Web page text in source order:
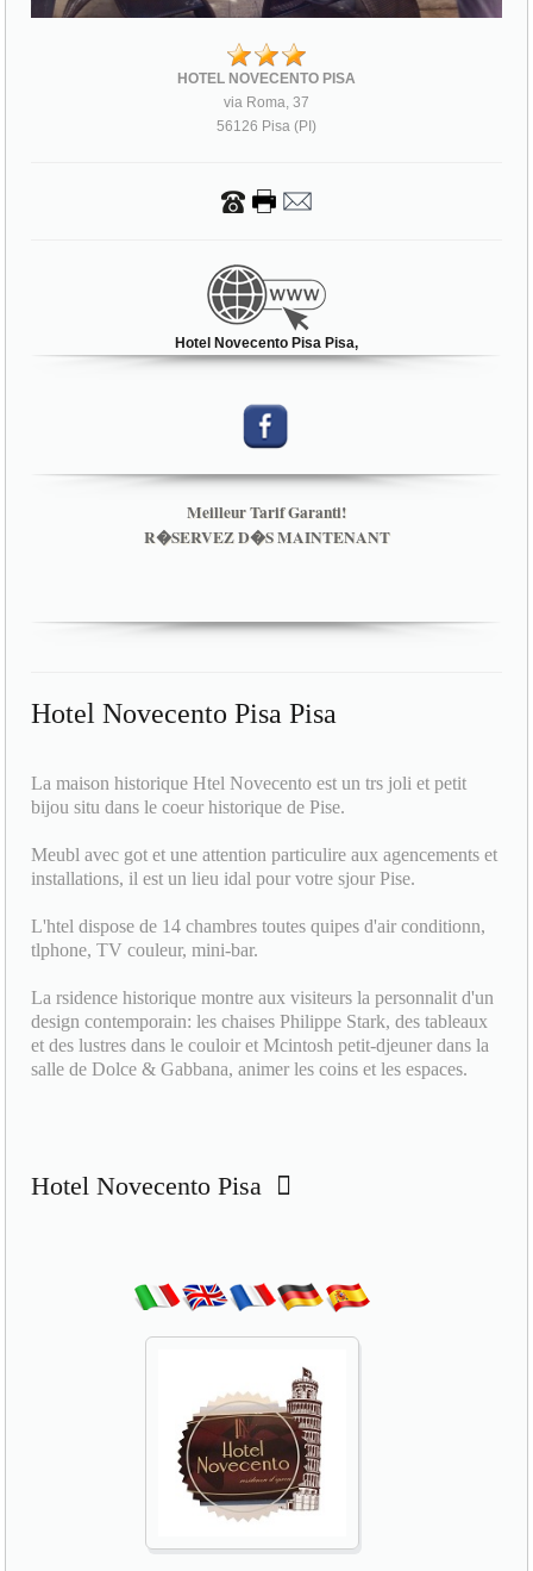
HOTEL NOVECENTO PISA
via Roma, 37
56126 Pisa (PI)
Hotel Novecento Pisa Pisa,
Meilleur Tarif Garanti!
R�SERVEZ D�S MAINTENANT
Hotel Novecento Pisa Pisa
La maison historique Htel Novecento est un trs joli et petit
bijou situ dans le coeur historique de Pise.
Meubl avec got et une attention particulire aux agencements et
installations, il est un lieu idal pour votre sjour Pise.
L'htel dispose de 14 chambres toutes quipes d'air conditionn,
tlphone, TV couleur, mini-bar.
La rsidence historique montre aux visiteurs la personnalit d'un
design contemporain: les chaises Philippe Stark, des tableaux
et des lustres dans le couloir et Mcintosh petit-djeuner dans la
salle de Dolce & Gabbana, animer les coins et les espaces.
Hotel Novecento Pisa